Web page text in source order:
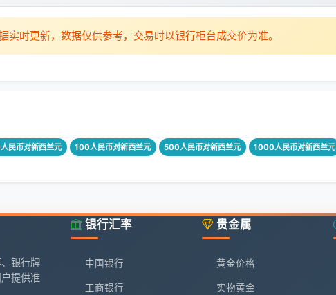
实时更新，数据仅供参考，交易时以银行柜台成交价为准。
民币对新西兰元 100人民币对新西兰元 500人民币对新西兰元 1000人民币对新西兰元
银行牌
提供准
银行汇率
中国银行
工商银行
贵金属
黄金价格
实物黄金